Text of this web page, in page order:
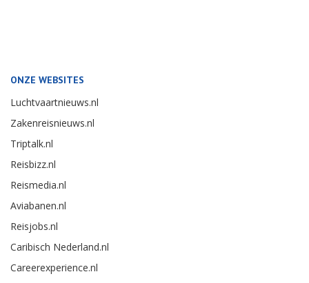
ONZE WEBSITES
Luchtvaartnieuws.nl
Zakenreisnieuws.nl
Triptalk.nl
Reisbizz.nl
Reismedia.nl
Aviabanen.nl
Reisjobs.nl
Caribisch Nederland.nl
Careerexperience.nl